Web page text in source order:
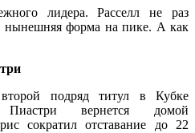
лидера. Расселл не раз
нынешняя форма на пике. А как
подряд титул в Кубке
Пиастри вернется домой
сократил отставание до 22